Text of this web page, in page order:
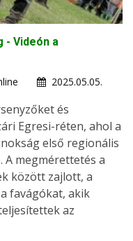
- Videón a
2025.05.05.
és
Egresi-réten, ahol a
első regionális
A megmérettetés a
között zajlott, a
favágókat, akik
az